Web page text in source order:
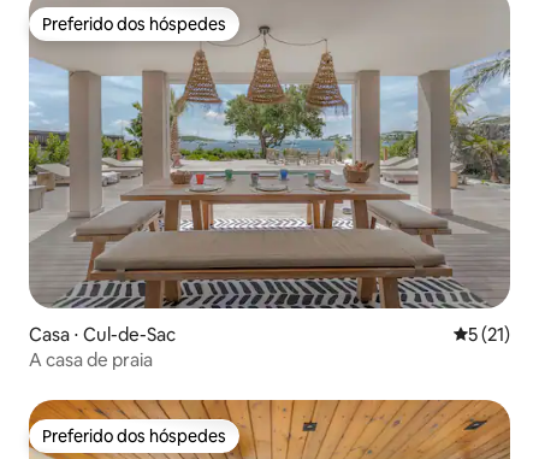
Preferido dos hóspedes
Preferido dos hóspedes
Casa ⋅ Cul-de-Sac 5 de uma
5 (21)
A casa de praia
Preferido dos hóspedes
Preferido dos hóspedes